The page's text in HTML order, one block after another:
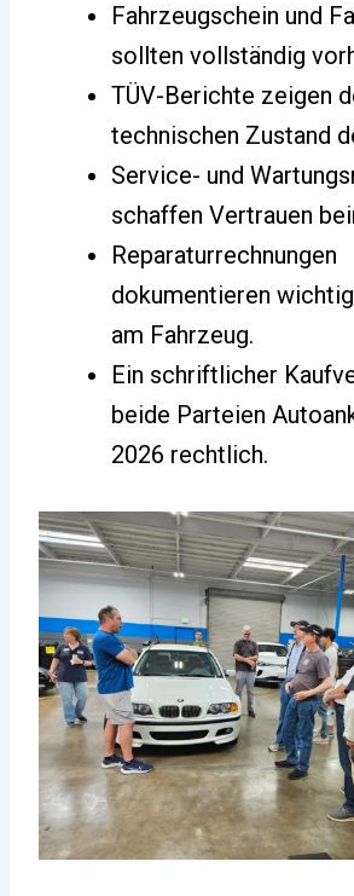
Fahrzeugschein und
sollten vollständig
TÜV-Berichte zeigen
technischen Zustand
Service- und
schaffen Vertrauen
Reparaturrechnungen
dokumentieren
am Fahrzeug.
Ein schriftlicher
beide Parteien
2026 rechtlich.